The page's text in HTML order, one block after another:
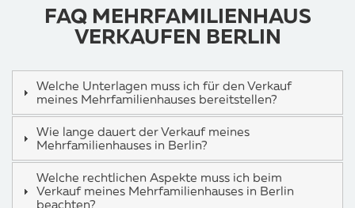
FAQ MEHRFAMILIENHAUS
VERKAUFEN BERLIN
Welche Unterlagen muss ich für den Verkauf
meines Mehrfamilienhauses bereitstellen?
Wie lange dauert der Verkauf meines
Mehrfamilienhauses in Berlin?
Welche rechtlichen Aspekte muss ich beim
Verkauf meines Mehrfamilienhauses in Berlin
beachten?